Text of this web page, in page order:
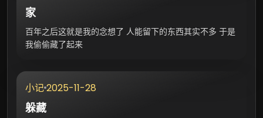
家
百年之后这就是我的念想了 人能留下的东西其实不多 于是
我偷偷藏了起来
小记2025-11-28
躲藏